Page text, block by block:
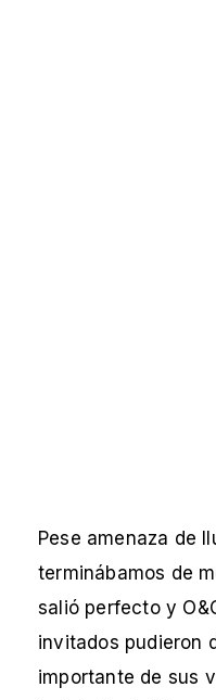
Pese amenaza de
terminábamos de
salió perfecto y
invitados pudieron
importante de sus